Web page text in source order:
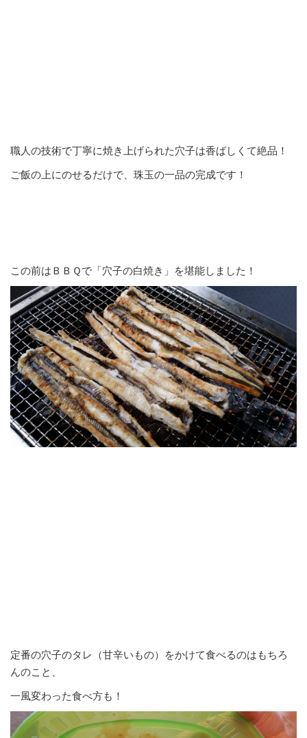
職人の技術で丁寧に焼き上げられた穴子は香ばしくて絶品！
ご飯の上にのせるだけで、珠玉の一品の完成です！
この前はＢＢＱで「穴子の白焼き」を堪能しました！
定番の穴子のタレ（甘辛いもの）をかけて食べるのはもちろ
んのこと、
一風変わった食べ方も！